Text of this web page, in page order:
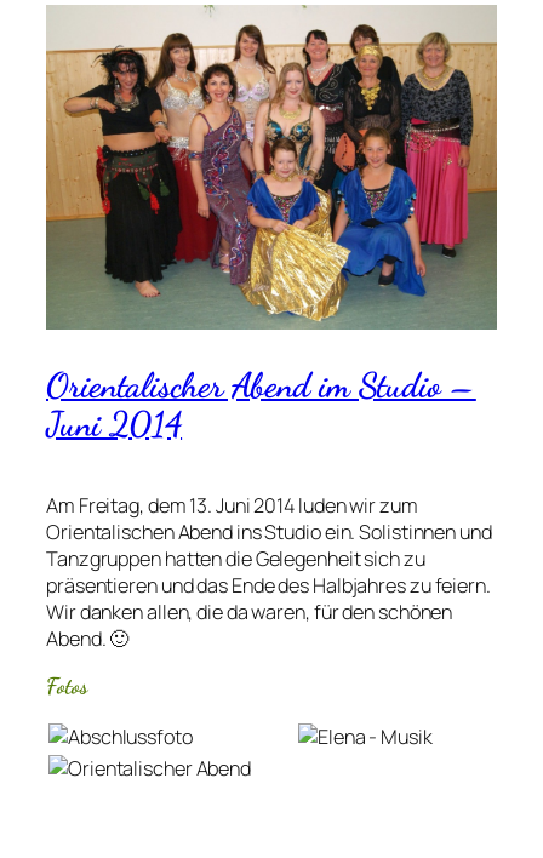
Orientalischer Abend im Studio –
Juni 2014
Am Freitag, dem 13. Juni 2014 luden wir zum
Orientalischen Abend ins Studio ein. Solistinnen und
Tanzgruppen hatten die Gelegenheit sich zu
präsentieren und das Ende des Halbjahres zu feiern.
Wir danken allen, die da waren, für den schönen
Abend. 🙂
Fotos